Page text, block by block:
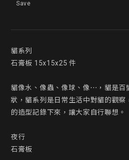
Save
貓系列
石膏板 15x15x25 件
貓像水、像蟲、像球、像⋯，貓是百
狀，貓系列是日常生活中對貓的觀察
的造型記錄下來，讓大家自行聯想。
夜行
石膏板